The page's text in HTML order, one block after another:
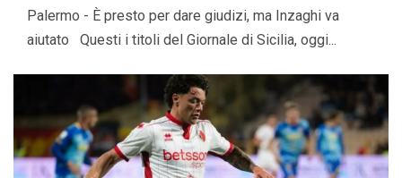
Palermo - È presto per dare giudizi, ma Inzaghi va
aiutato Questi i titoli del Giornale di Sicilia, oggi...